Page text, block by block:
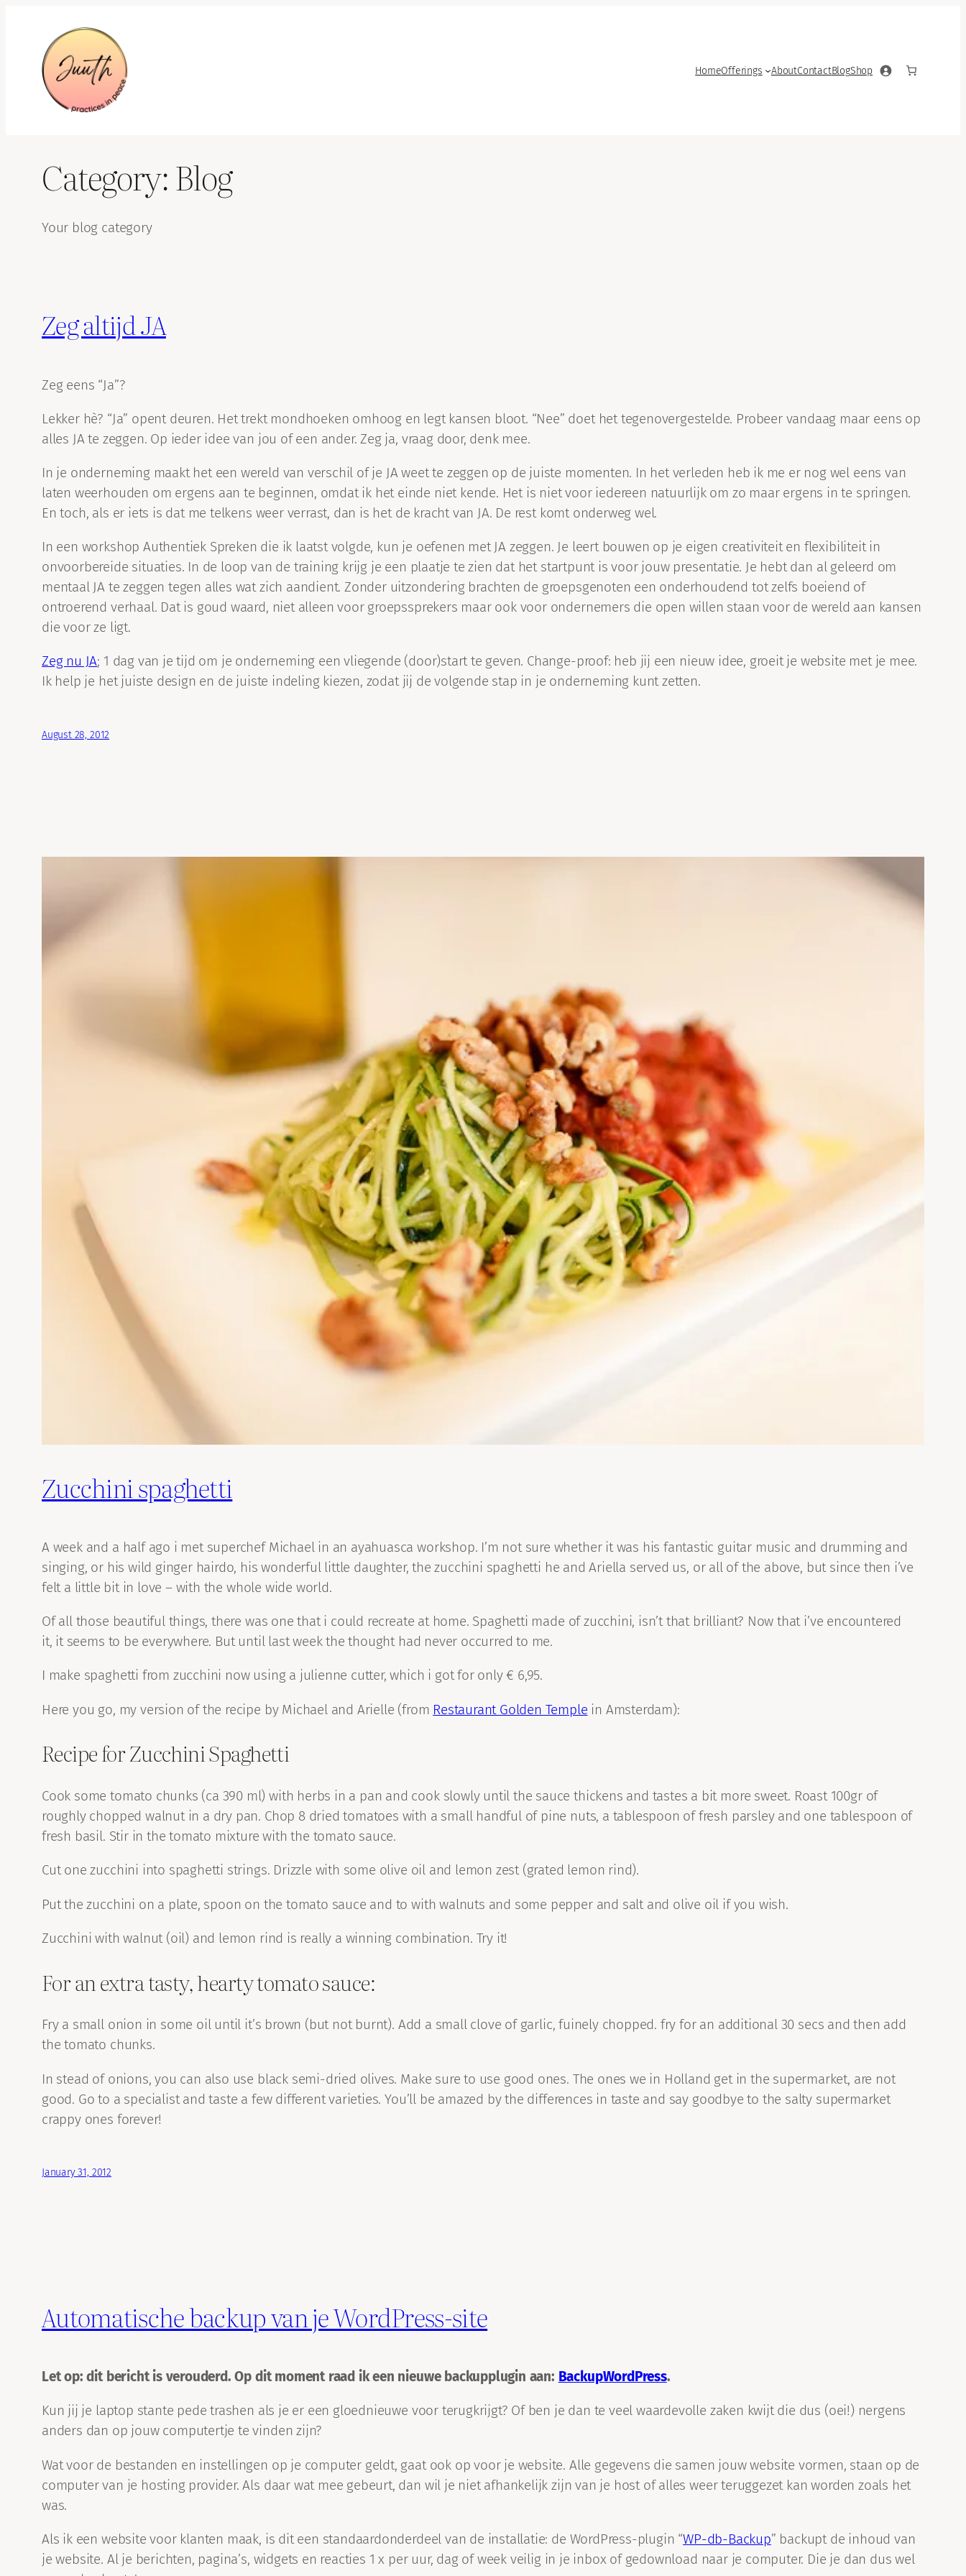
content
HomeOfferings AboutContactBlogShop
Category:Blog
Your blog category
Zeg altijd JA
Zeg eens “Ja”?
Lekker hè? “Ja” opent deuren. Het trekt mondhoeken omhoog en legt kansen bloot. “Nee” doet het tegenovergestelde. Probeer vandaag maar eens op
alles JA te zeggen. Op ieder idee van jou of een ander. Zeg ja, vraag door, denk mee.
In je onderneming maakt het een wereld van verschil of je JA weet te zeggen op de juiste momenten. In het verleden heb ik me er nog wel eens van
laten weerhouden om ergens aan te beginnen, omdat ik het einde niet kende. Het is niet voor iedereen natuurlijk om zo maar ergens in te springen.
En toch, als er iets is dat me telkens weer verrast, dan is het de kracht van JA. De rest komt onderweg wel.
In een workshop Authentiek Spreken die ik laatst volgde, kun je oefenen met JA zeggen. Je leert bouwen op je eigen creativiteit en flexibiliteit in
onvoorbereide situaties. In de loop van de training krijg je een plaatje te zien dat het startpunt is voor jouw presentatie. Je hebt dan al geleerd om
mentaal JA te zeggen tegen alles wat zich aandient. Zonder uitzondering brachten de groepsgenoten een onderhoudend tot zelfs boeiend of
ontroerend verhaal. Dat is goud waard, niet alleen voor groepssprekers maar ook voor ondernemers die open willen staan voor de wereld aan kansen
die voor ze ligt.
Zeg nu JA; 1 dag van je tijd om je onderneming een vliegende (door)start te geven. Change-proof: heb jij een nieuw idee, groeit je website met je mee.
Ik help je het juiste design en de juiste indeling kiezen, zodat jij de volgende stap in je onderneming kunt zetten.
August 28, 2012
Zucchini spaghetti
A week and a half ago i met superchef Michael in an ayahuasca workshop. I’m not sure whether it was his fantastic guitar music and drumming and
singing, or his wild ginger hairdo, his wonderful little daughter, the zucchini spaghetti he and Ariella served us, or all of the above, but since then i’ve
felt a little bit in love – with the whole wide world.
Of all those beautiful things, there was one that i could recreate at home. Spaghetti made of zucchini, isn’t that brilliant? Now that i’ve encountered
it, it seems to be everywhere. But until last week the thought had never occurred to me.
I make spaghetti from zucchini now using a julienne cutter, which i got for only € 6,95.
Here you go, my version of the recipe by Michael and Arielle (from Restaurant Golden Temple in Amsterdam):
Recipe for Zucchini Spaghetti
Cook some tomato chunks (ca 390 ml) with herbs in a pan and cook slowly until the sauce thickens and tastes a bit more sweet. Roast 100gr of
roughly chopped walnut in a dry pan. Chop 8 dried tomatoes with a small handful of pine nuts, a tablespoon of fresh parsley and one tablespoon of
fresh basil. Stir in the tomato mixture with the tomato sauce.
Cut one zucchini into spaghetti strings. Drizzle with some olive oil and lemon zest (grated lemon rind).
Put the zucchini on a plate, spoon on the tomato sauce and to with walnuts and some pepper and salt and olive oil if you wish.
Zucchini with walnut (oil) and lemon rind is really a winning combination. Try it!
For an extra tasty, hearty tomato sauce:
Fry a small onion in some oil until it’s brown (but not burnt). Add a small clove of garlic, fuinely chopped. fry for an additional 30 secs and then add
the tomato chunks.
In stead of onions, you can also use black semi-dried olives. Make sure to use good ones. The ones we in Holland get in the supermarket, are not
good. Go to a specialist and taste a few different varieties. You’ll be amazed by the differences in taste and say goodbye to the salty supermarket
crappy ones forever!
January 31, 2012
Automatische backup van je WordPress-site
Let op: dit bericht is verouderd. Op dit moment raad ik een nieuwe backupplugin aan: BackupWordPress.
Kun jij je laptop stante pede trashen als je er een gloednieuwe voor terugkrijgt? Of ben je dan te veel waardevolle zaken kwijt die dus (oei!) nergens
anders dan op jouw computertje te vinden zijn?
Wat voor de bestanden en instellingen op je computer geldt, gaat ook op voor je website. Alle gegevens die samen jouw website vormen, staan op de
computer van je hosting provider. Als daar wat mee gebeurt, dan wil je niet afhankelijk zijn van je host of alles weer teruggezet kan worden zoals het
was.
Als ik een website voor klanten maak, is dit een standaardonderdeel van de installatie: de WordPress-plugin “WP-db-Backup” backupt de inhoud van
je website. Al je berichten, pagina’s, widgets en reacties 1 x per uur, dag of week veilig in je inbox of gedownload naar je computer. Die je dan dus wel